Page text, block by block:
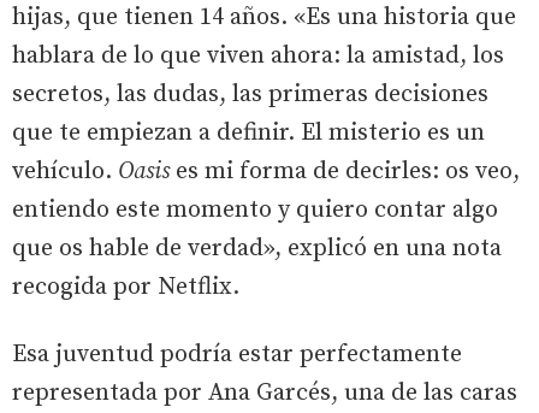
hijas, que tienen 14 años. «Es una historia que
hablara de lo que viven ahora: la amistad, los
secretos, las dudas, las primeras decisiones
que te empiezan a definir. El misterio es un
vehículo. Oasis es mi forma de decirles: os veo,
entiendo este momento y quiero contar algo
que os hable de verdad», explicó en una nota
recogida por Netflix.
Esa juventud podría estar perfectamente
representada por Ana Garcés, una de las caras